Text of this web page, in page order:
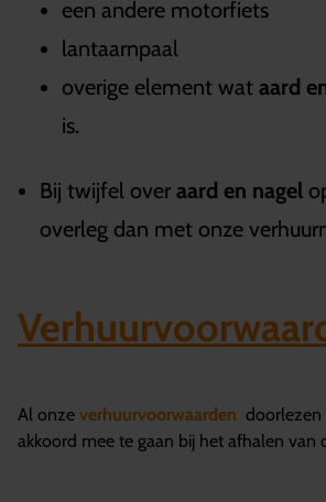
een andere motorfiets
lantaarnpaal
overige element wat aard
is.
Bij twijfel over aard en nagel
overleg dan met onze
Al onze verhuurvoorwaarden doorlezen
akkoord mee te gaan bij het afhalen van